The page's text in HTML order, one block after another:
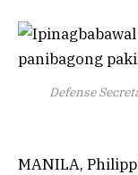
Defense
MANILA,